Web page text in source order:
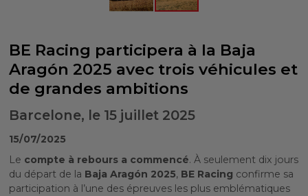
BE Racing participera à la Baja
Aragón 2025 avec trois véhicules et
de grandes ambitions
Barcelone, le 15 juillet 2025
15/07/2025
Le compte à rebours a commencé. À seulement dix jours
du départ de la Baja Aragón 2025, BE Racing confirme sa
participation à l’une des épreuves les plus emblématiques